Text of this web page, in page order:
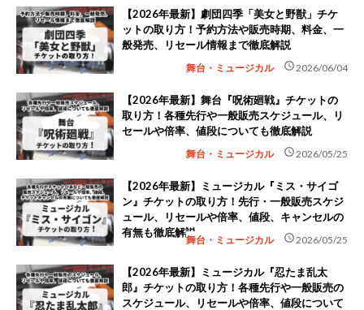
【2026年最新】劇団四季「美女と野獣」チケ
ットの取り方！予約方法や販売時期、料金、一
般発売、リセール情報まで徹底解説
舞台・ミュージカル schedule2026/06/04
【2026年最新】舞台『呪術廻戦』チケットの
取り方！各種先行や一般販売スケジュール、リ
セールや倍率、値段についても徹底解説
舞台・ミュージカル schedule2026/05/25
【2026年最新】ミュージカル『ミス・サイゴ
ン』チケットの取り方！先行・一般販売スケジ
ュール、リセールや倍率、値段、キャンセルの
有無も徹底解説
舞台・ミュージカル schedule2026/05/25
【2026年最新】ミュージカル『忍たま乱太
郎』チケットの取り方！各種先行や一般販売の
スケジュール、リセールや倍率、値段について